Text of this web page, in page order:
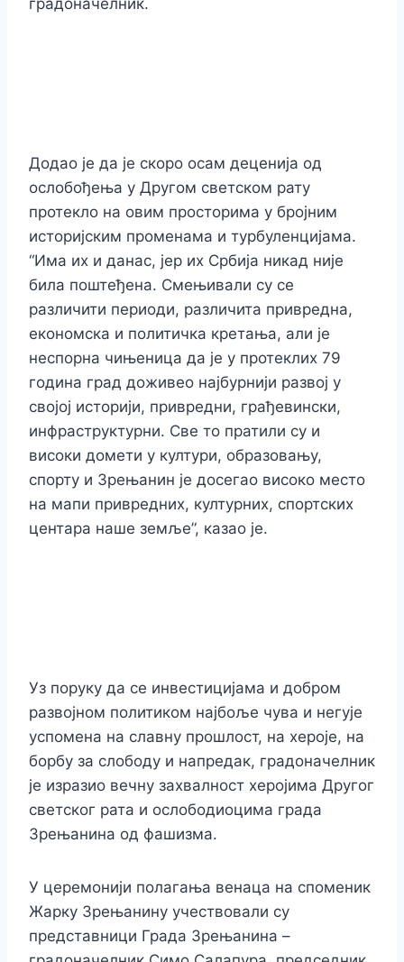
градоначелник.
Додао је да је скоро осам деценија од
ослобођења у Другом светском рату
протекло на овим просторима у бројним
историјским променама и турбуленцијама.
“Има их и данас, јер их Србија никад није
била поштеђена. Смењивали су се
различити периоди, различита привредна,
економска и политичка кретања, али је
неспорна чињеница да је у протеклих 79
година град доживео најбурнији развој у
својој историји, привредни, грађевински,
инфраструктурни. Све то пратили су и
високи домети у култури, образовању,
спорту и Зрењанин је досегао високо место
на мапи привредних, културних, спортских
центара наше земље”, казао је.
Уз поруку да се инвестицијама и добром
развојном политиком најбоље чува и негује
успомена на славну прошлост, на хероје, на
борбу за слободу и напредак, градоначелник
је изразио вечну захвалност херојима Другог
светског рата и ослободиоцима града
Зрењанина од фашизма.
У церемонији полагања венаца на споменик
Жарку Зрењанину учествовали су
представници Града Зрењанина –